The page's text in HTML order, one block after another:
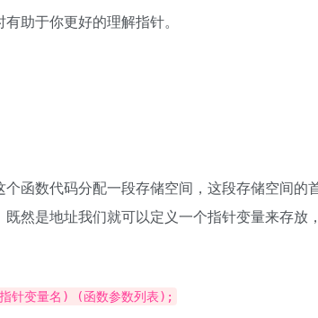
助于你更好的理解指针。
函数代码分配一段存储空间，这段存储空间的
然是地址我们就可以定义一个指针变量来存放
针变量名) (函数参数列表);